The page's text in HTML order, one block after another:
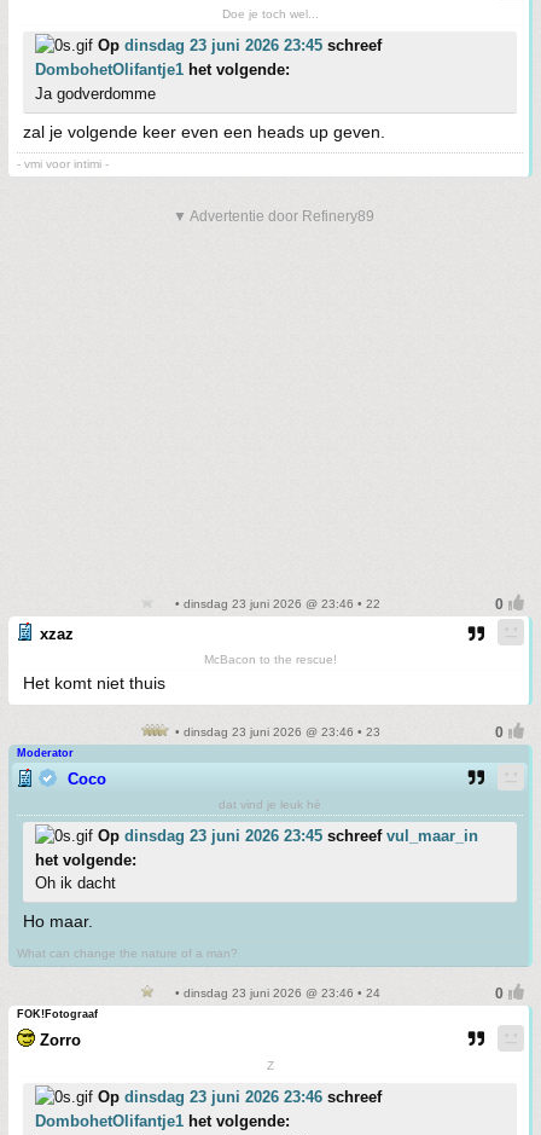
Doe je toch wel...
Op dinsdag 23 juni 2026 23:45 schreef
DombohetOlifantje1 het volgende:
Ja godverdomme
zal je volgende keer even een heads up geven.
- vmi voor intimi -
▼ Advertentie door Refinery89
• dinsdag 23 juni 2026 @ 23:46 • 22
xzaz
McBacon to the rescue!
Het komt niet thuis
• dinsdag 23 juni 2026 @ 23:46 • 23
Moderator
Coco
dat vind je leuk hè
Op dinsdag 23 juni 2026 23:45 schreef vul_maar_in
het volgende:
Oh ik dacht
Ho maar.
What can change the nature of a man?
• dinsdag 23 juni 2026 @ 23:46 • 24
FOK!Fotograaf
Zorro
Z
Op dinsdag 23 juni 2026 23:46 schreef
DombohetOlifantje1 het volgende: